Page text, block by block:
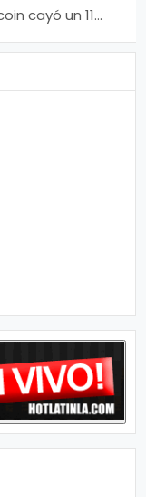
cayó un 11%
de anuncios en